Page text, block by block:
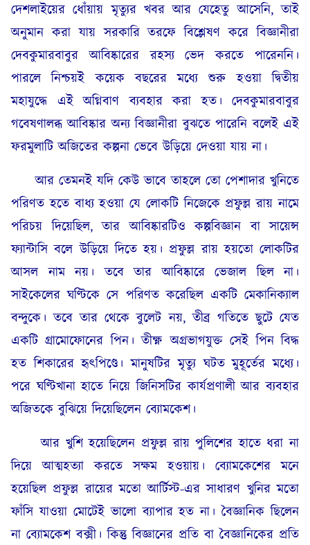
দেশলাইয়ের ধোঁয়ায় মৃত্যুর খবর আর যেহেতু আসেনি, তাই
অনুমান করা যায় সরকারি তরফে বিশ্লেষণ করে বিজ্ঞানীরা
দেবকুমারবাবুর আবিষ্কারের রহস্য ভেদ করতে পারেননি।
পারলে নিশ্চয়ই কয়েক বছরের মধ্যে শুরু হওয়া দ্বিতীয়
মহাযুদ্ধে এই অগ্নিবাণ ব্যবহার করা হত। দেবকুমারবাবুর
গবেষণালব্ধ আবিষ্কার অন্য বিজ্ঞানীরা বুঝতে পারেনি বলেই এই
ফরমুলাটি অজিতের কল্পনা ভেবে উড়িয়ে দেওয়া যায় না।
আর তেমনই যদি কেউ ভাবে তাহলে তো পেশাদার খুনিতে
পরিণত হতে বাধ্য হওয়া যে লোকটি নিজেকে প্রফুল্ল রায় নামে
পরিচয় দিয়েছিল, তার আবিষ্কারটিও কল্পবিজ্ঞান বা সায়েন্স
ফ্যান্টাসি বলে উড়িয়ে দিতে হয়। প্রফুল্ল রায় হয়তো লোকটির
আসল নাম নয়। তবে তার আবিষ্কারে ভেজাল ছিল না।
সাইকেলের ঘণ্টিকে সে পরিণত করেছিল একটি মেকানিক্যাল
বন্দুকে। তবে তার থেকে বুলেট নয়, তীব্র গতিতে ছুটে যেত
একটি গ্রামোফোনের পিন। তীক্ষ্ণ অগ্রভাগযুক্ত সেই পিন বিদ্ধ
হত শিকারের হৃৎপিণ্ডে। মানুষটির মৃত্যু ঘটত মুহূর্তের মধ্যে।
পরে ঘণ্টিখানা হাতে নিয়ে জিনিসটির কার্যপ্রণালী আর ব্যবহার
অজিতকে বুঝিয়ে দিয়েছিলেন ব্যোমকেশ।
আর খুশি হয়েছিলেন প্রফুল্ল রায় পুলিশের হাতে ধরা না
দিয়ে আত্মহত্যা করতে সক্ষম হওয়ায়। ব্যোমকেশের মনে
হয়েছিল প্রফুল্ল রায়ের মতো আর্টিস্ট-এর সাধারণ খুনির মতো
ফাঁসি যাওয়া মোটেই ভালো ব্যাপার হত না। বৈজ্ঞানিক ছিলেন
না ব্যোমকেশ বক্সী। কিন্তু বিজ্ঞানের প্রতি বা বৈজ্ঞানিকের প্রতি